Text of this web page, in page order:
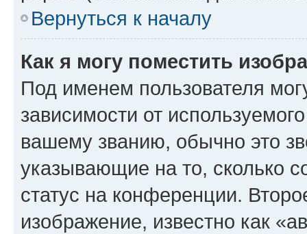
Вернуться к началу
Как я могу поместить
Под именем пользователя
зависимости от
вашему званию, обычно это
указывающие на то, сколько
статус на конференции.
изображение, известно как